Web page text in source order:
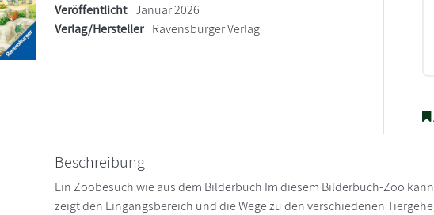
Veröffentlicht Januar 2026
Verlag/Hersteller Ravensburger Verlag
Beschreibung
Ein Zoobesuch wie aus dem Bilderbuch Im diesem Bilderbuch-Zoo
zeigt den Eingangsbereich und die Wege zu den verschiedenen